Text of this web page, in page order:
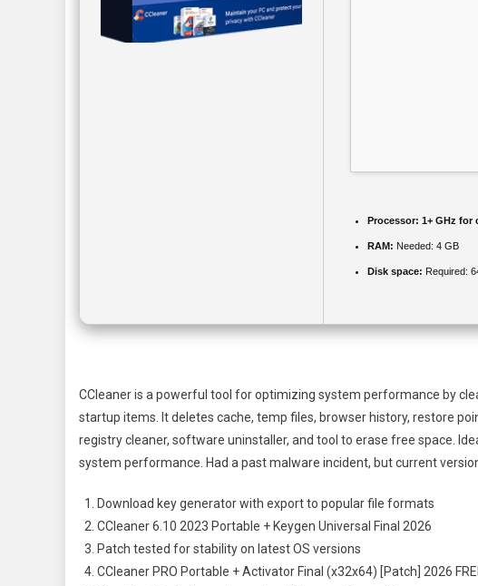
Processor: 1+ GHz for
RAM: Needed: 4 GB
Disk space: Required:
CCleaner is a powerful tool for optimizing system performance by
startup items. It deletes cache, temp files, browser history, restore
registry cleaner, software uninstaller, and tool to erase free space.
system performance. Had a past malware incident, but current
Download key generator with export to popular file formats
CCleaner 6.10 2023 Portable + Keygen Universal Final 2026
Patch tested for stability on latest OS versions
CCleaner PRO Portable + Activator Final (x32x64) [Patch] 2026